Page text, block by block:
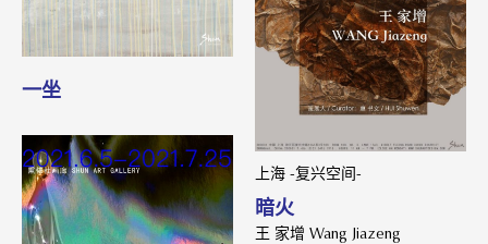
一坐
上海 -复兴空间-
暗火
王 家增 Wang Jiazeng